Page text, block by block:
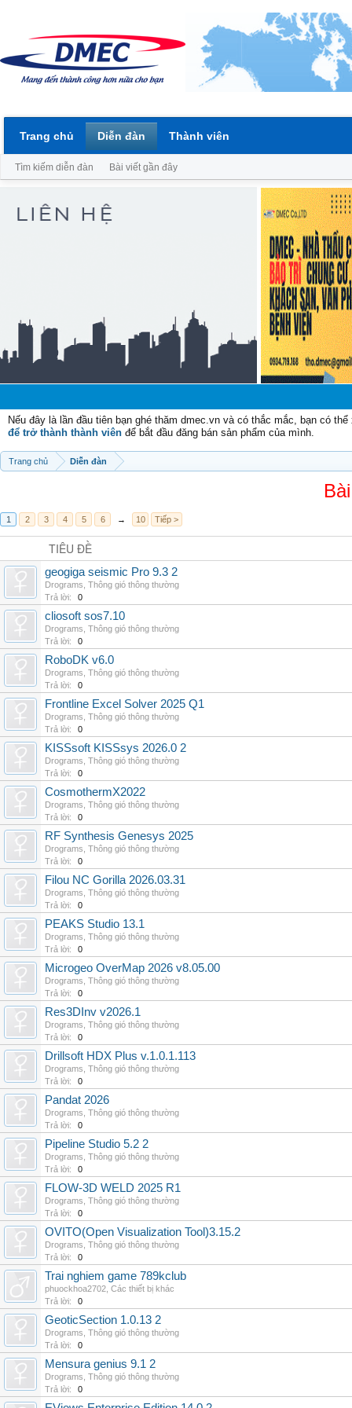
Nếu đây là lần đầu tiên bạn ghé thăm dmec.vn và có thắc mắc, bạn có
để trở thành thành viên để bắt đầu đăng bán sản phẩm của mình.
Trang chủ Diễn đàn
1 2 3 4 5 6 → 10 Tiếp >
TIÊU ĐỀ
geogiga seismic Pro 9.3 2
Drograms Thông gió thông thường
Trả lời:
0
cliosoft sos7.10
Drograms Thông gió thông thường
Trả lời:
0
RoboDK v6.0
Drograms Thông gió thông thường
Trả lời:
0
Frontline Excel Solver 2025 Q1
Drograms Thông gió thông thường
Trả lời:
0
KISSsoft KISSsys 2026.0 2
Drograms Thông gió thông thường
Trả lời:
0
CosmothermX2022
Drograms Thông gió thông thường
Trả lời:
0
RF Synthesis Genesys 2025
Drograms Thông gió thông thường
Trả lời:
0
Filou NC Gorilla 2026.03.31
Drograms Thông gió thông thường
Trả lời:
0
PEAKS Studio 13.1
Drograms Thông gió thông thường
Trả lời:
0
Microgeo OverMap 2026 v8.05.00
Drograms Thông gió thông thường
Trả lời:
0
Res3DInv v2026.1
Drograms Thông gió thông thường
Trả lời:
0
Drillsoft HDX Plus v.1.0.1.113
Drograms Thông gió thông thường
Trả lời:
0
Pandat 2026
Drograms Thông gió thông thường
Trả lời:
0
Pipeline Studio 5.2 2
Drograms Thông gió thông thường
Trả lời:
0
FLOW-3D WELD 2025 R1
Drograms Thông gió thông thường
Trả lời:
0
OVITO(Open Visualization Tool)3.15.2
Drograms Thông gió thông thường
Trả lời:
0
Trai nghiem game 789kclub
phuockhoa2702 Các thiết bị khác
Trả lời:
0
GeoticSection 1.0.13 2
Drograms Thông gió thông thường
Trả lời:
0
Mensura genius 9.1 2
Drograms Thông gió thông thường
Trả lời:
0
Trang chủ Diễn đàn
Tìm kiếm diễn đàn Bài viết gần đây
Thành viên